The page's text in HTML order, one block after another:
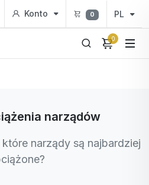
Konto 0 PL
0
narządów
narządy są najbardziej